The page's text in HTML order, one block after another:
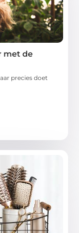
met de
precies doet